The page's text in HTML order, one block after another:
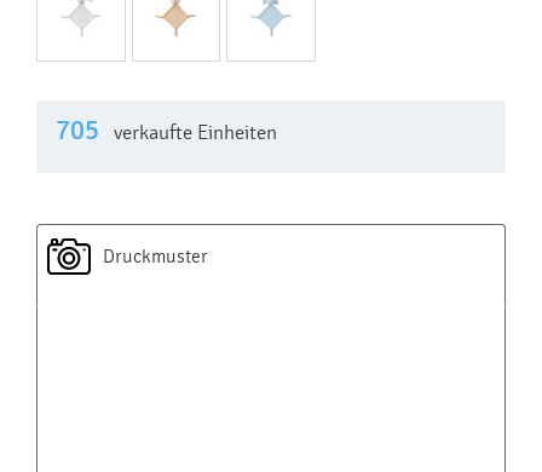
705 verkaufte Einheiten
Druckmuster